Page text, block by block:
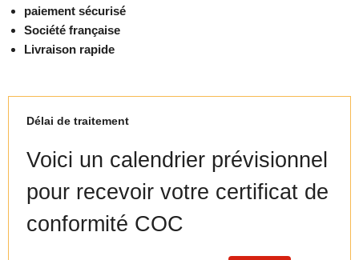
paiement sécurisé
Société française
Livraison rapide
Délai de traitement
Voici un calendrier prévisionnel
pour recevoir votre certificat de
conformité COC